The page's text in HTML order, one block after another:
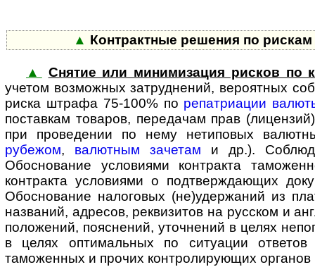
▲ Контрактные решения по
▲
Снятие или минимизация рисков по
учетом воз­мож­ных затруд­нений, вероятных
риска штрафа 75-100% по репатриации
поставкам товаров, передачам прав
при проведении по нему нетиповых
рубежом, валютным зачетам и др.).
Обоснование условиями контракта
контракта условиями о подтверж­дающих
Обоснование налоговых (не)удержаний из
названий, адресов, реквизитов на русском и
положений, пояснений, уточнений в целях
в целях оптимальных по ситуации
таможенных и прочих конт­ро­ли­ру­ю­щих